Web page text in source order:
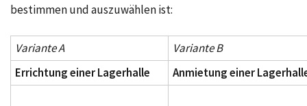
bestimmen und auszuwählen ist:
Variante A
Variante B
Errichtung einer Lagerhalle
Anmietung einer